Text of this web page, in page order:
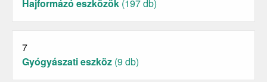
Hajformázó eszközök (197 db)
7
Gyógyászati eszköz (9 db)